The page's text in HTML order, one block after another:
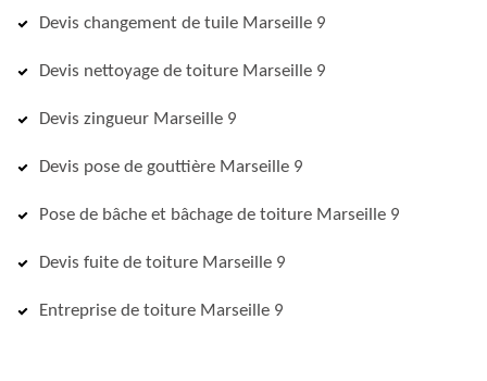
Devis changement de tuile Marseille 9
Devis nettoyage de toiture Marseille 9
Devis zingueur Marseille 9
Devis pose de gouttière Marseille 9
Pose de bâche et bâchage de toiture Marseille 9
Devis fuite de toiture Marseille 9
Entreprise de toiture Marseille 9